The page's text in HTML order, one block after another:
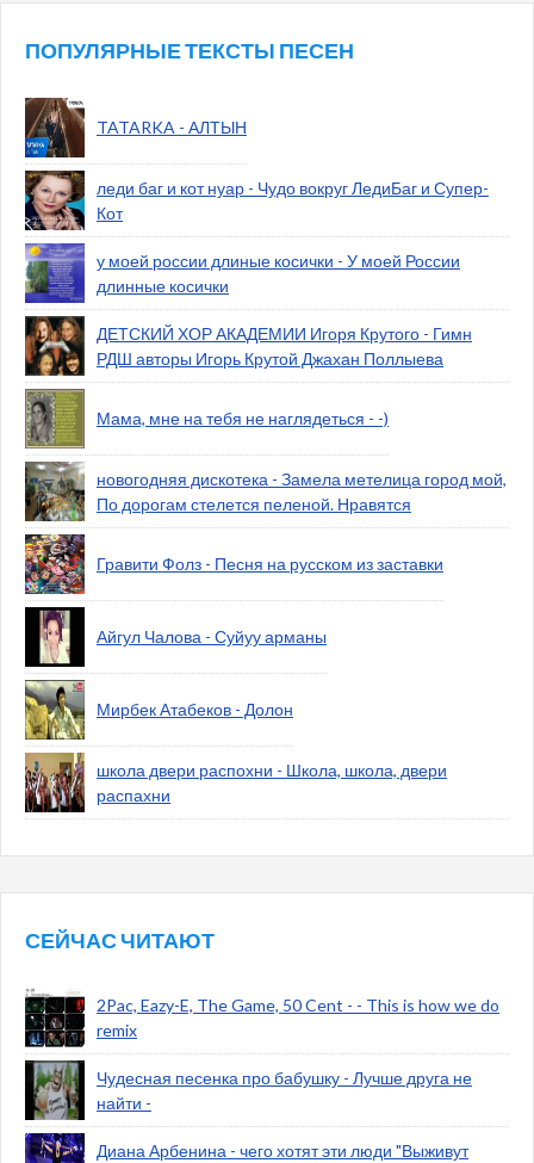
ПОПУЛЯРНЫЕ ТЕКСТЫ ПЕСЕН
TATARKA - АЛТЫН
леди баг и кот нуар - Чудо вокруг ЛедиБаг и Супер-
Кот
у моей россии длиные косички - У моей России
длинные косички
ДЕТСКИЙ ХОР АКАДЕМИИ Игоря Крутого - Гимн
РДШ авторы Игорь Крутой Джахан Поллыева
Мама, мне на тебя не наглядеться - -)
новогодняя дискотека - Замела метелица город мой,
По дорогам стелется пеленой. Нравятся
Гравити Фолз - Песня на русском из заставки
Айгул Чалова - Суйуу арманы
Мирбек Атабеков - Долон
школа двери распохни - Школа, школа, двери
распахни
СЕЙЧАС ЧИТАЮТ
2Pac, Eazy-E, The Game, 50 Cent - - This is how we do
remix
Чудесная песенка про бабушку - Лучше друга не
найти -
Диана Арбенина - чего хотят эти люди "Выживут